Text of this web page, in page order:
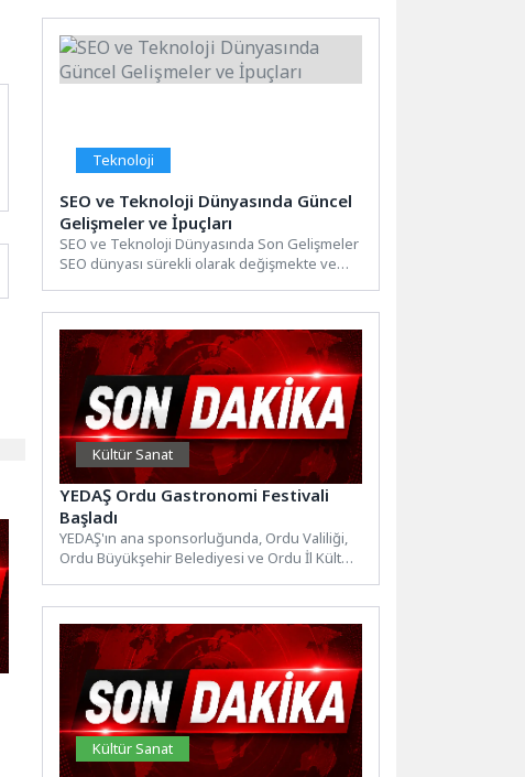
Teknoloji
SEO ve Teknoloji Dünyasında Güncel
Gelişmeler ve İpuçları
SEO ve Teknoloji Dünyasında Son Gelişmeler
SEO dünyası sürekli olarak değişmekte ve
Kültür Sanat
YEDAŞ Ordu Gastronomi Festivali
Başladı
YEDAŞ'ın ana sponsorluğunda, Ordu Valiliği,
Ordu Büyükşehir Belediyesi ve Ordu İl Kültür
Kültür Sanat